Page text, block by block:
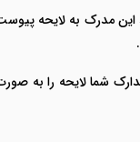
این مدرک به لایحه
شما لایحه را به